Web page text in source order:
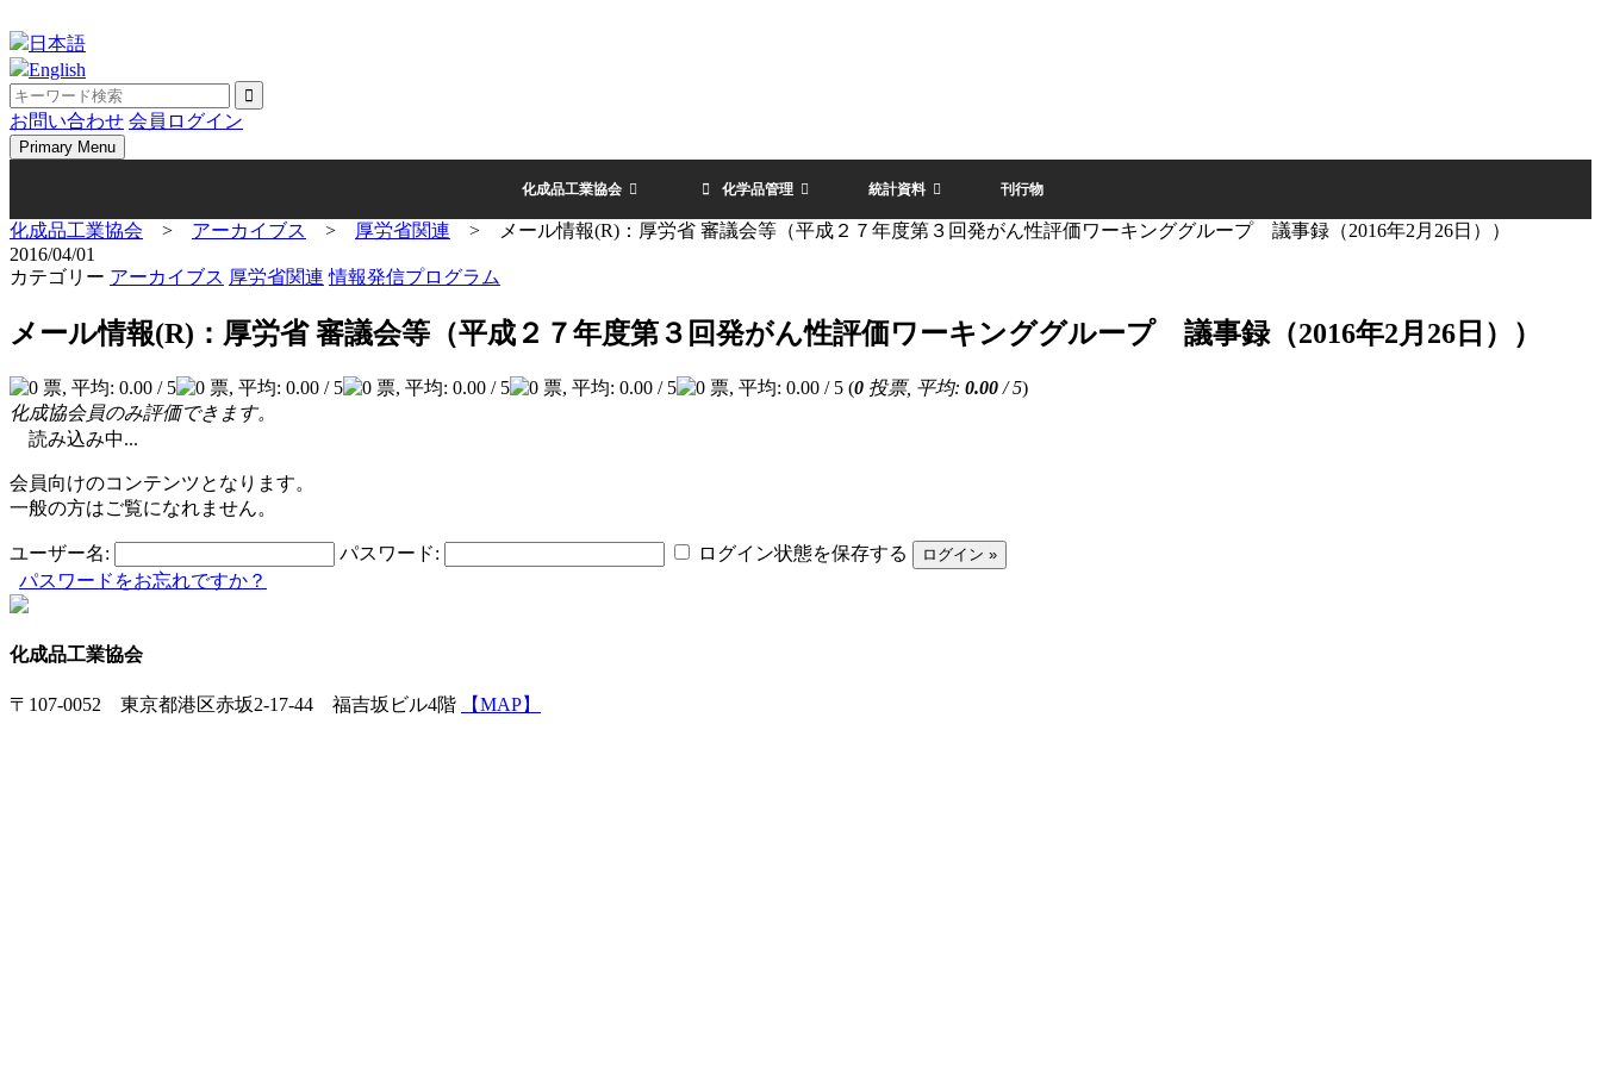
to
content
日本語
English
お問い合わせ 会員ログイン
Primary Menu
化成品工業協会 化学品管理 統計資料 刊行物
化成品工業協会 > アーカイブス > 厚労省関連 >
メール情報(R)：厚労省 審議会等（平成２７年度第３回発がん性評価ワーキンググループ 議事録（2016年2月26日））
2016/04/01
カテゴリー アーカイブス 厚労省関連 情報発信プログラム
メール情報(R)：厚労省 審議会等（平成２７年度第３回発がん性評価ワーキンググループ 議事録（2016年2月26日））
(0 投票, 平均: 0.00 / 5)
化成協会員のみ評価できます。
読み込み中...
会員向けのコンテンツとなります。
一般の方はご覧になれません。
ユーザー名: パスワード:
ログイン状態を保存する
パスワードをお忘れですか？
化成品工業協会
〒107-0052 東京都港区赤坂2-17-44 福吉坂ビル4階 【MAP】